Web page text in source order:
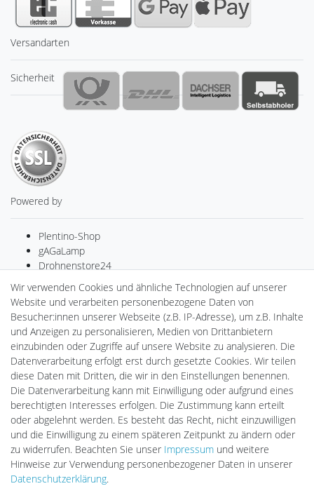
Versandarten
Sicherheit
Powered by
Plentino-Shop
gAGaLamp
Drohnenstore24
MeinUSB
Batteriespeicher
PlentiSolar
Gebrauchtlicht
Ledkauf
DEYESOLAR
Lightech Connect
CardanLight Europe
FORTIMO LEDs
LED-RETROSHOP
Wallbox24
Impressum
Wir verwenden Cookies und ähnliche Technologien auf unserer
Website und verarbeiten personenbezogene Daten von
Besucher:innen unserer Webseite (z.B. IP-Adresse), um z.B. Inhalte
und Anzeigen zu personalisieren, Medien von Drittanbietern
einzubinden oder Zugriffe auf unsere Website zu analysieren. Die
Datenverarbeitung erfolgt erst durch gesetzte Cookies. Wir teilen
diese Daten mit Dritten, die wir in den Einstellungen benennen.
Die Datenverarbeitung kann mit Einwilligung oder aufgrund eines
berechtigten Interesses erfolgen. Die Zustimmung kann erteilt
oder abgelehnt werden. Es besteht das Recht, nicht einzuwilligen
und die Einwilligung zu einem späteren Zeitpunkt zu ändern oder
zu widerrufen. Beachten Sie unser Impressum und weitere
Hinweise zur Verwendung personenbezogener Daten in unserer
Daten­schutz­erklärung.